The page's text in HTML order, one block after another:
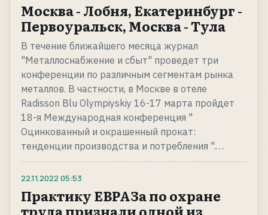
Москва - Лобня, Екатеринбург -
Первоуральск, Москва - Тула
В течение ближайшего месяца журнал
"Металлоснабжение и сбыт" проведет три
конференции по различным сегментам рынка
металлов. В частности, в Москве в отеле
Radisson Blu Olympiyskiy 16-17 марта пройдет
18-я Международная конференция "
Оцинкованный и окрашенный прокат:
тенденции производства и потребления ".…
22.11.2022 05:53
Практику ЕВРАЗа по охране